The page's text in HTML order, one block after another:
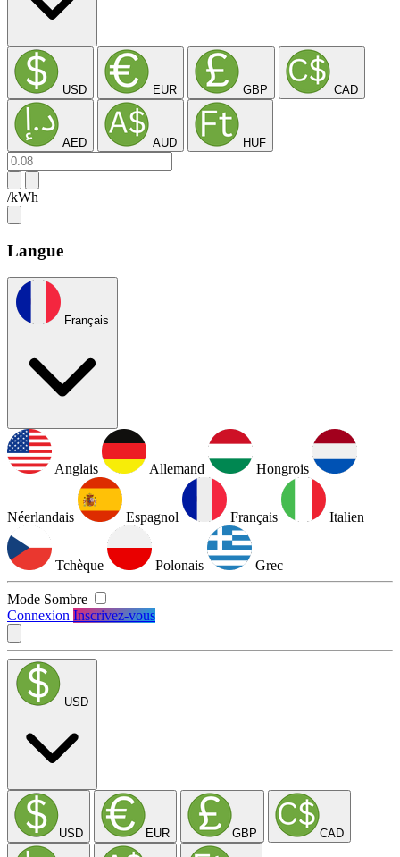
USD EUR GBP CAD
AED AUD HUF
/kWh
Langue
Français
Anglais Allemand Hongrois
Néerlandais Espagnol Français Italien
Tchèque Polonais Grec
Mode Sombre
Connexion Inscrivez-vous
USD
USD EUR GBP CAD